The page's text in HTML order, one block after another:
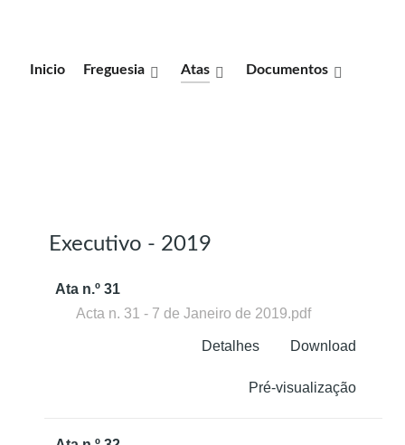
Inicio Freguesia Atas Documentos
Executivo - 2019
Ata n.º 31
Acta n. 31 - 7 de Janeiro de 2019.pdf
Download
Detalhes
Pré-visualização